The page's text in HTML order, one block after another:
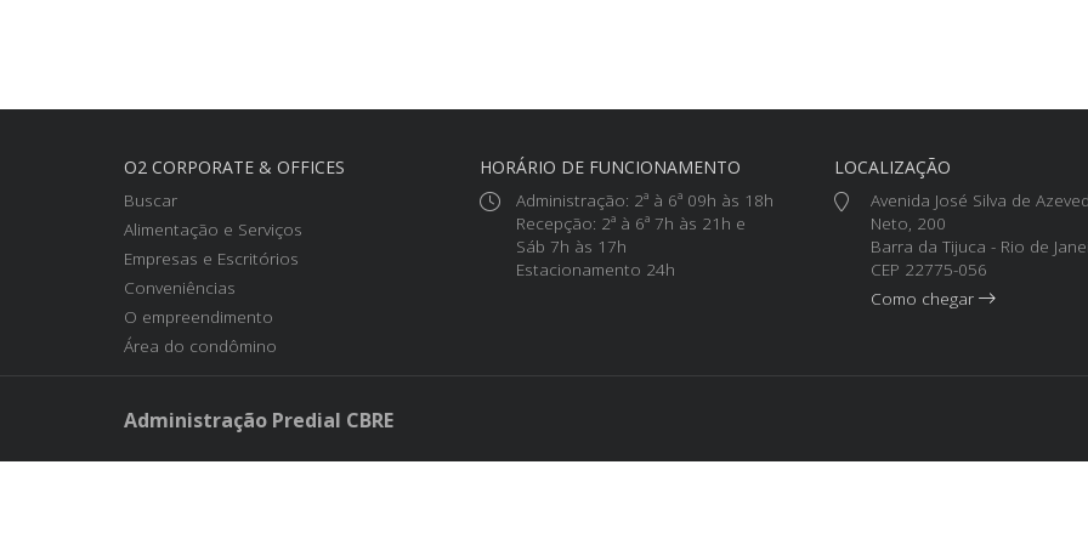
O2 CORPORATE & OFFICES
Buscar
Alimentação e Serviços
Empresas e Escritórios
Conveniências
O empreendimento
Área do condômino
HORÁRIO DE FUNCIONAMENTO
Administração: 2ª à 6ª 09h às 18h
Recepção: 2ª à 6ª 7h às 21h e
Sáb 7h às 17h
Estacionamento 24h
LOCALIZAÇÃO
Avenida José Silva de
Neto, 200
Barra da Tijuca - Rio de
CEP 22775-056
Como chegar
Administração Predial CBRE